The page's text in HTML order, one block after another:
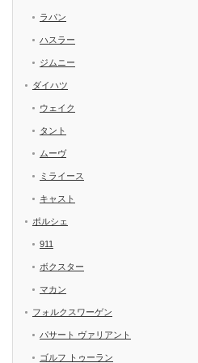
ラパン
ハスラー
ジムニー
ダイハツ
ウェイク
タント
ムーヴ
ミライース
キャスト
ポルシェ
911
ボクスター
マカン
フォルクスワーゲン
パサート ヴァリアント
ゴルフ トゥーラン